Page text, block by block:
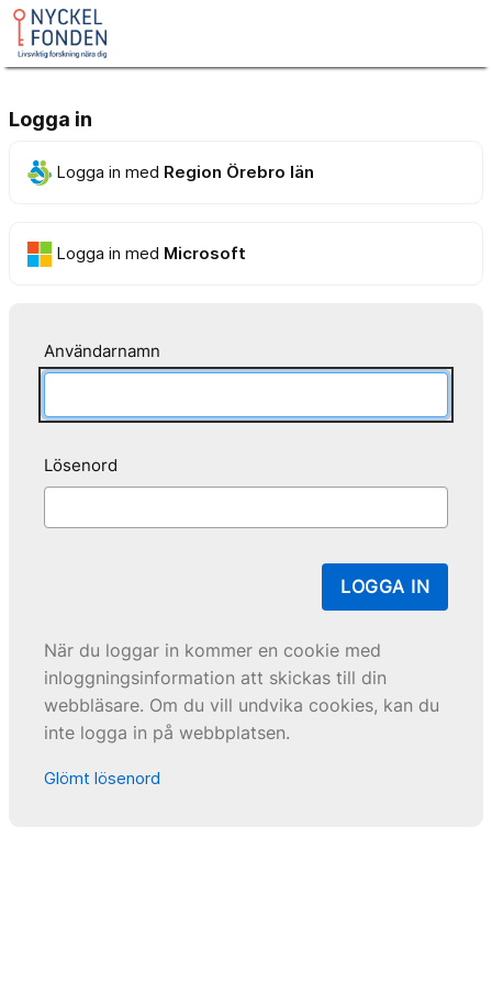
Logga in
Logga in med Region Örebro län
Logga in med Microsoft
Användarnamn
Lösenord
LOGGA IN
När du loggar in kommer en cookie med
inloggningsinformation att skickas till din
webbläsare. Om du vill undvika cookies, kan du
inte logga in på webbplatsen.
Glömt lösenord